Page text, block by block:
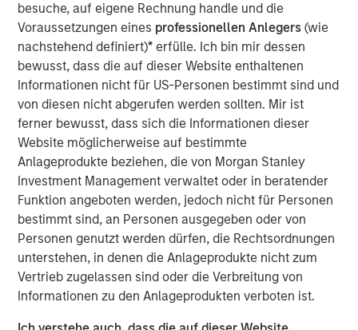
besuche, auf eigene Rechnung handle und die
Voraussetzungen eines professionellen Anlegers(wie
nachstehend definiert)* erfülle. Ich bin mir dessen
bewusst, dass die auf dieser Website enthaltenen
Informationen nicht für US-Personen bestimmt sind und
von diesen nicht abgerufen werden sollten. Mir ist
ferner bewusst, dass sich die Informationen dieser
Website möglicherweise auf bestimmte
Anlageprodukte beziehen, die von Morgan Stanley
Investment Management verwaltet oder in beratender
Funktion angeboten werden, jedoch nicht für Personen
bestimmt sind, an Personen ausgegeben oder von
Personen genutzt werden dürfen, die Rechtsordnungen
unterstehen, in denen die Anlageprodukte nicht zum
Vertrieb zugelassen sind oder die Verbreitung von
Informationen zu den Anlageprodukten verboten ist.
Dan Callahan, CFA
Vice President
The prime task of an investor is to find opportunities
with gaps between price and value, with price being
fairly straightforward and value more of a challenge
A common approach to estimate value is to
consider expected value, the sum of the products of
various payoffs and their associated probabilities.
Some markets have seen a shift in appetite from